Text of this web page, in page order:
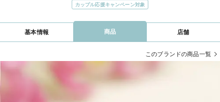
カップル応援キャンペーン対象
基本情報 商品 店舗
このブランドの商品一覧